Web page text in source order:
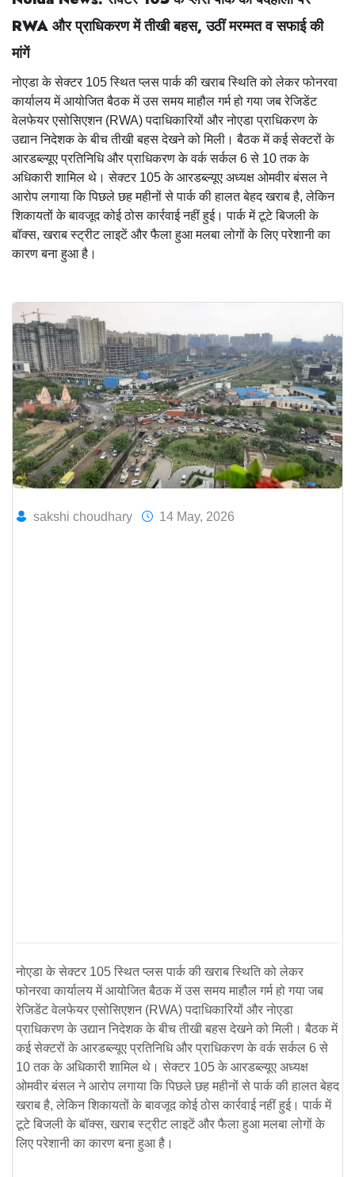
RWA और प्राधिकरण में तीखी बहस,उठीं मरम्मत व सफाई की
मांगें
नोएडा के सेक्टर 105 स्थित प्लस पार्क की खराब स्थिति को लेकर फोनरवा
कार्यालय में आयोजित बैठक में उस समय माहौल गर्म हो गया जब रेजिडेंट
वेलफेयर एसोसिएशन (RWA) पदाधिकारियों और नोएडा प्राधिकरण के
उद्यान निदेशक के बीच तीखी बहस देखने को मिली। बैठक में कई सेक्टरों के
आरडब्ल्यूए प्रतिनिधि और प्राधिकरण के वर्क सर्कल 6 से 10 तक के
अधिकारी शामिल थे। सेक्टर 105 के आरडब्ल्यूए अध्यक्ष ओमवीर बंसल ने
आरोप लगाया कि पिछले छह महीनों से पार्क की हालत बेहद खराब है, लेकिन
शिकायतों के बावजूद कोई ठोस कार्रवाई नहीं हुई। पार्क में टूटे बिजली के
बॉक्स, खराब स्ट्रीट लाइटें और फैला हुआ मलबा लोगों के लिए परेशानी का
कारण बना हुआ है।
sakshi choudhary 14 May, 2026
नोएडा के सेक्टर 105 स्थित प्लस पार्क की खराब स्थिति को लेकर
फोनरवा कार्यालय में आयोजित बैठक में उस समय माहौल गर्म हो गया जब
रेजिडेंट वेलफेयर एसोसिएशन (RWA) पदाधिकारियों और नोएडा
प्राधिकरण के उद्यान निदेशक के बीच तीखी बहस देखने को मिली। बैठक में
कई सेक्टरों के आरडब्ल्यूए प्रतिनिधि और प्राधिकरण के वर्क सर्कल 6 से
10 तक के अधिकारी शामिल थे। सेक्टर 105 के आरडब्ल्यूए अध्यक्ष
ओमवीर बंसल ने आरोप लगाया कि पिछले छह महीनों से पार्क की हालत बेहद
खराब है, लेकिन शिकायतों के बावजूद कोई ठोस कार्रवाई नहीं हुई। पार्क में
टूटे बिजली के बॉक्स, खराब स्ट्रीट लाइटें और फैला हुआ मलबा लोगों के
लिए परेशानी का कारण बना हुआ है।